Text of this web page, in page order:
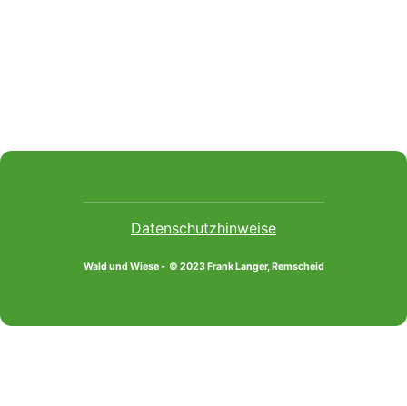
Datenschutzhinweise
Wald und Wiese - © 2023 Frank Langer, Remscheid